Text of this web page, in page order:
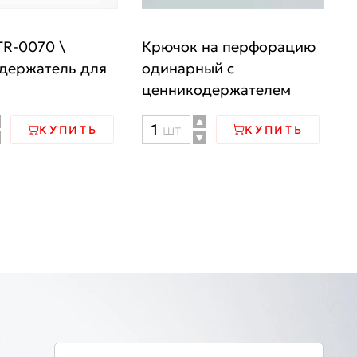
0070 \
для
КУПИТЬ
Крючок на перфорацию
одинарный с
ценникодержателем
Количество
шт КУПИТЬ